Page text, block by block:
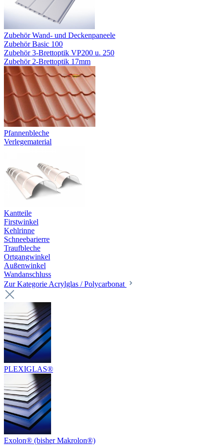
Zubehör Wand- und Deckenpaneele
Zubehör Basic 100
Zubehör 3-Brettoptik VP200 u. 250
Zubehör 2-Brettoptik 17mm
Pfannenbleche
Verlegematerial
Kantteile
Firstwinkel
Kehlrinne
Schneebarierre
Traufbleche
Ortgangwinkel
Außenwinkel
Wandanschluss
Zur Kategorie Acrylglas / Polycarbonat
PLEXIGLAS®
Exolon® (bisher Makrolon®)